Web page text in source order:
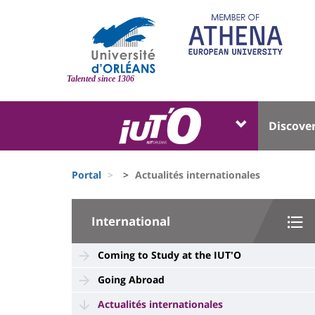
Site
Talented since 1306
Université
Block
liste
des
composantes
Menu
d'Ariane
Portal Actualités internationales
University
Sidebar
International
Coming to Study at the IUT'O
Going Abroad
Actualités internationales